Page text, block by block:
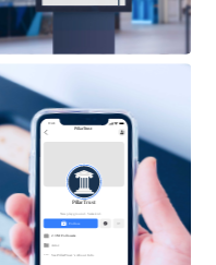
9:41
PillarTrust
PillarTrust
New playground. Same kid.
2.3M Followers
Actor
See PillarTrust ’s About Info
Follow